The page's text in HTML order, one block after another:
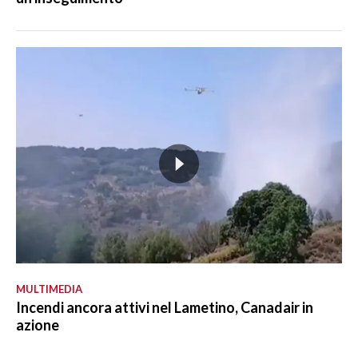
MULTIMEDIA
Incendi ancora attivi nel Lametino, Canadair in
azione